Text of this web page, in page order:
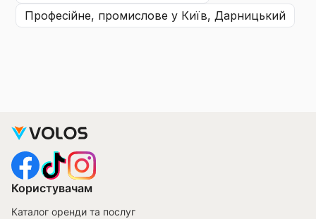
професійне, промислове у Київ, Дарницький
Користувачам
Каталог оренди та послуг